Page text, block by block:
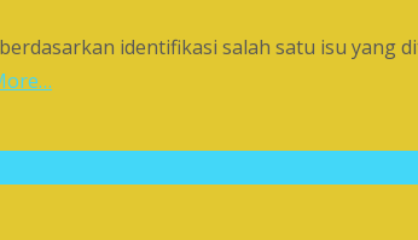
identifikasi salah satu isu yang